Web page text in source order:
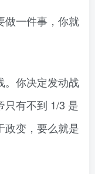
做一件事，你就
。你决定发动战
只有不到 1/3 是
政变，要么就是